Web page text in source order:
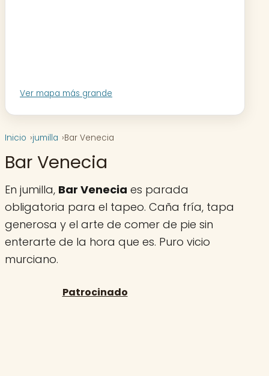
Ver mapa más grande
Inicio jumilla Bar Venecia
Bar Venecia
En jumilla, Bar Venecia es parada
obligatoria para el tapeo. Caña fría, tapa
generosa y el arte de comer de pie sin
enterarte de la hora que es. Puro vicio
murciano.